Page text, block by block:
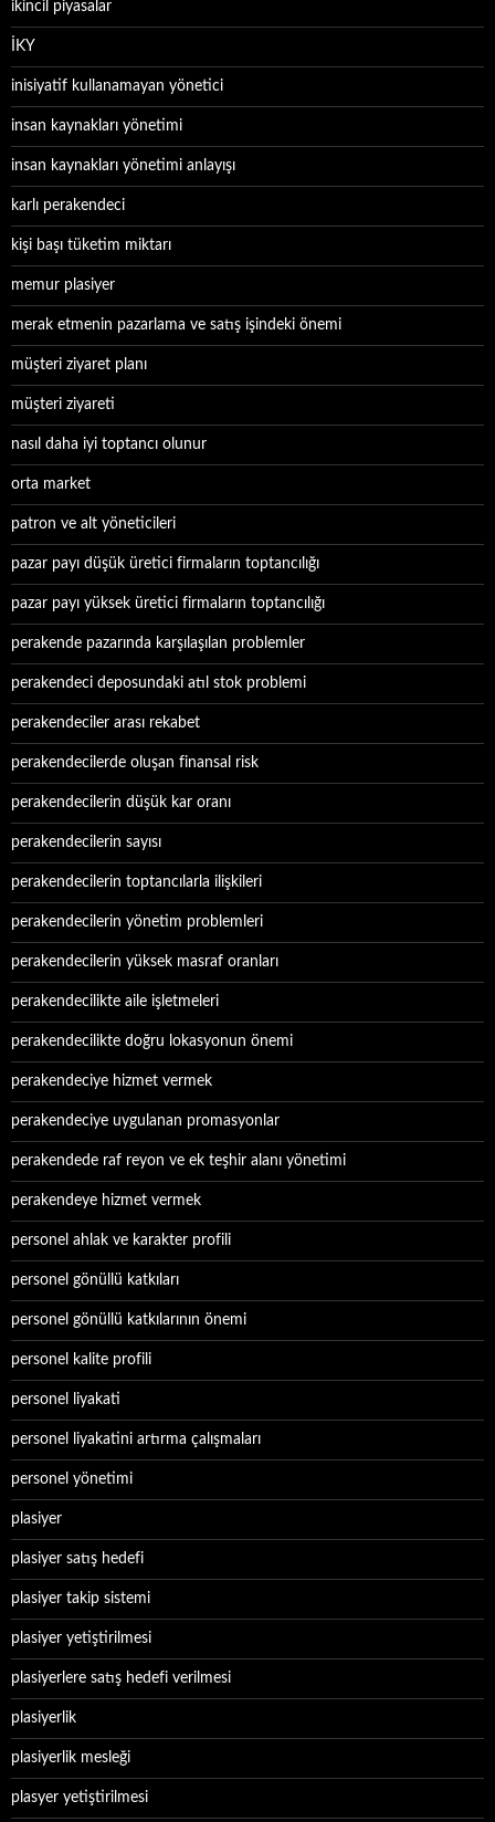
ikincil piyasalar
İKY
inisiyatif kullanamayan yönetici
insan kaynakları yönetimi
insan kaynakları yönetimi anlayışı
karlı perakendeci
kişi başı tüketim miktarı
memur plasiyer
merak etmenin pazarlama ve satış işindeki önemi
müşteri ziyaret planı
müşteri ziyareti
nasıl daha iyi toptancı olunur
orta market
patron ve alt yöneticileri
pazar payı düşük üretici firmaların toptancılığı
pazar payı yüksek üretici firmaların toptancılığı
perakende pazarında karşılaşılan problemler
perakendeci deposundaki atıl stok problemi
perakendeciler arası rekabet
perakendecilerde oluşan finansal risk
perakendecilerin düşük kar oranı
perakendecilerin sayısı
perakendecilerin toptancılarla ilişkileri
perakendecilerin yönetim problemleri
perakendecilerin yüksek masraf oranları
perakendecilikte aile işletmeleri
perakendecilikte doğru lokasyonun önemi
perakendeciye hizmet vermek
perakendeciye uygulanan promasyonlar
perakendede raf reyon ve ek teşhir alanı yönetimi
perakendeye hizmet vermek
personel ahlak ve karakter profili
personel gönüllü katkıları
personel gönüllü katkılarının önemi
personel kalite profili
personel liyakati
personel liyakatini artırma çalışmaları
personel yönetimi
plasiyer
plasiyer satış hedefi
plasiyer takip sistemi
plasiyer yetiştirilmesi
plasiyerlere satış hedefi verilmesi
plasiyerlik
plasiyerlik mesleği
plasyer yetiştirilmesi